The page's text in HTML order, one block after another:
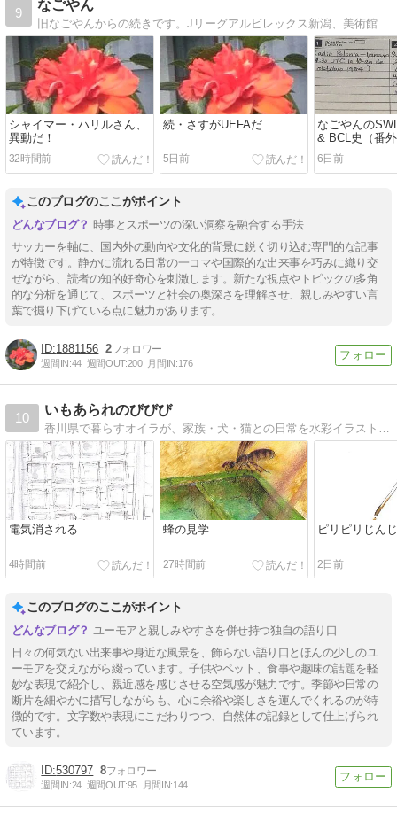
9
なごやん
旧なごやんからの続きです。Jリーグアルビレックス新潟、美術館、旅行、海外放送、等々、話題満載（笑）。
シャイマー・ハリルさん、
異動だ！
32時間前
続・さすがUEFAだ
5日前
なごやんの
& BCL史（番
録音していた
6日前
このブログのここがポイント
時事とスポーツの深い洞察を融合する手法
サッカーを軸に、国内外の動向や文化的背景に鋭く切り込む専門的な記事
が特徴です。静かに流れる日常の一コマや国際的な出来事を巧みに織り交
ぜながら、読者の知的好奇心を刺激します。新たな視点やトピックの多角
的な分析を通じて、スポーツと社会の奥深さを理解させ、親しみやすい言
葉で掘り下げている点に魅力があります。
1881156 2
週間IN:44 週間OUT:200 月間IN:176
10
いもあられのびびび
香川県で暮らすオイラが、家族・犬・猫との日常を水彩イラストで綴る絵日記ブログ。子育て、暮らし、地域の,日々びびびな小さな出来事を描いて書いています。
電気消される
4時間前
蜂の見学
27時間前
ピリピリじん
2日前
このブログのここがポイント
ユーモアと親しみやすさを併せ持つ独自の語り口
日々の何気ない出来事や身近な風景を、飾らない語り口とほんの少しのユ
ーモアを交えながら綴っています。子供やペット、食事や趣味の話題を軽
妙な表現で紹介し、親近感を感じさせる空気感が魅力です。季節や日常の
断片を細やかに描写しながらも、心に余裕や楽しさを運んでくれるのが特
徴的です。文字数や表現にこだわりつつ、自然体の記録として仕上げられ
ています。
530797 8
週間IN:24 週間OUT:95 月間IN:144